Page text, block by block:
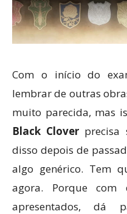
Com o início do
lembrar de outras
muito parecida, mas
Black Clover precisa
disso depois de
algo genérico. Tem
agora. Porque com
apresentados, dá